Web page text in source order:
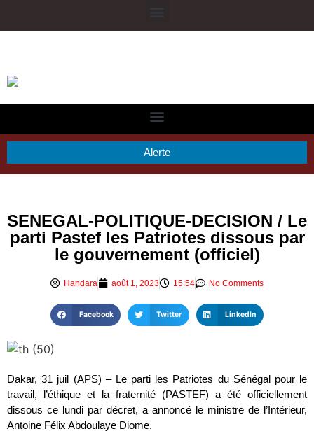
Alerte
SENEGAL-POLITIQUE-DECISION / Le
parti Pastef les Patriotes dissous par
le gouvernement (officiel)
Handara août 1, 2023 15:54 No Comments
Facebook Twitter LinkedIn
Dakar, 31 juil (APS) – Le parti les Patriotes du Sénégal pour le
travail, l’éthique et la fraternité (PASTEF) a été officiellement
dissous ce lundi par décret, a annoncé le ministre de l’Intérieur,
Antoine Félix Abdoulaye Diome.